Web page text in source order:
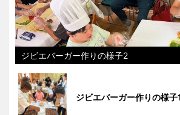
ジビエバーガー作りの様子2
ジビエバーガー作りの様子